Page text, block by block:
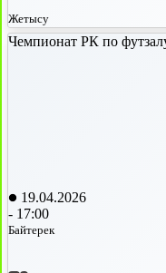
Жетысу
Чемпионат РК по
19.04.2026
- 17:00
Байтерек